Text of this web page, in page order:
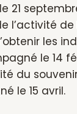
21
de
les
le 14
du
le 15 avril.